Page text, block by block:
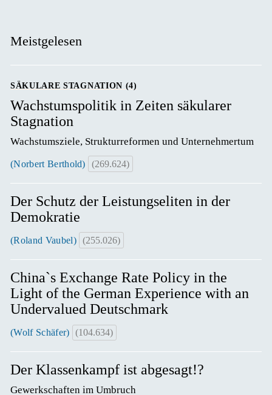
Meistgelesen
SÄKULARE STAGNATION (4)
Wachstumspolitik in Zeiten säkularer
Stagnation
Wachstumsziele, Strukturreformen und Unternehmertum
(Norbert Berthold) (269.624)
Der Schutz der Leistungseliten in der
Demokratie
(Roland Vaubel) (255.026)
China`s Exchange Rate Policy in the
Light of the German Experience with an
Undervalued Deutschmark
(Wolf Schäfer) (104.634)
Der Klassenkampf ist abgesagt!?
Gewerkschaften im Umbruch